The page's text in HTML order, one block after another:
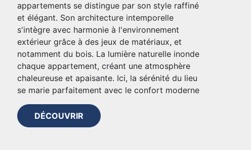
appartements se distingue par son style raffiné
et élégant. Son architecture intemporelle
s'intègre avec harmonie à l'environnement
extérieur grâce à des jeux de matériaux, et
notamment du bois. La lumière naturelle inonde
chaque appartement, créant une atmosphère
chaleureuse et apaisante. Ici, la sérénité du lieu
se marie parfaitement avec le confort moderne
DÉCOUVRIR